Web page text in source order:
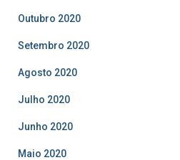
Outubro 2020
Setembro 2020
Agosto 2020
Julho 2020
Junho 2020
Maio 2020